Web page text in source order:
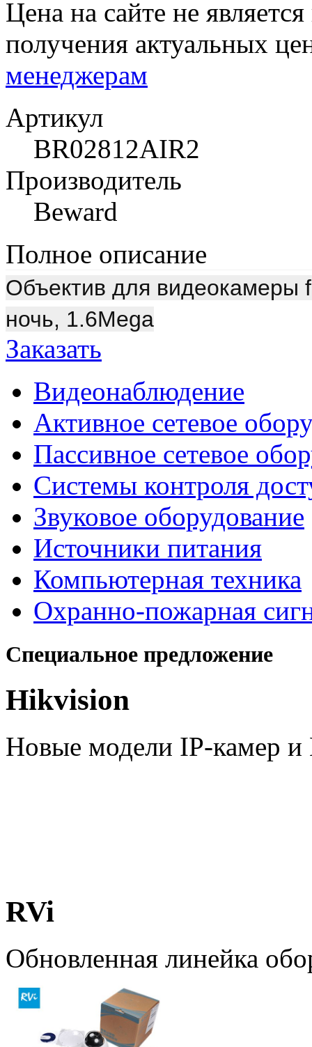
Цена на сайте не
получения актуальных
менеджерам
Артикул
BR02812AIR2
Производитель
Beward
Полное описание
Объектив для видеокамеры
ночь, 1.6Mega
Заказать
Видеонаблюдение
Активное сетевое
Пассивное сетевое
Системы контроля
Звуковое оборудование
Источники питания
Компьютерная техника
Охранно-пожарная
Специальное предложение
Hikvision
Новые модели IP-камер и
RVi
Обновленная линейка